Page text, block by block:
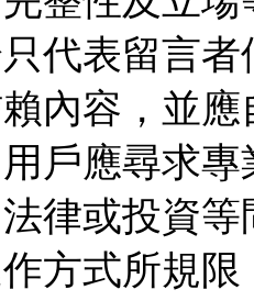
代表留言
內容，並
戶應尋求
律或投資
方式所規